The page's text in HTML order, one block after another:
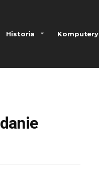
Historia Komputery